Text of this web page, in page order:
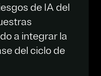
de IA del
a integrar la
del ciclo de